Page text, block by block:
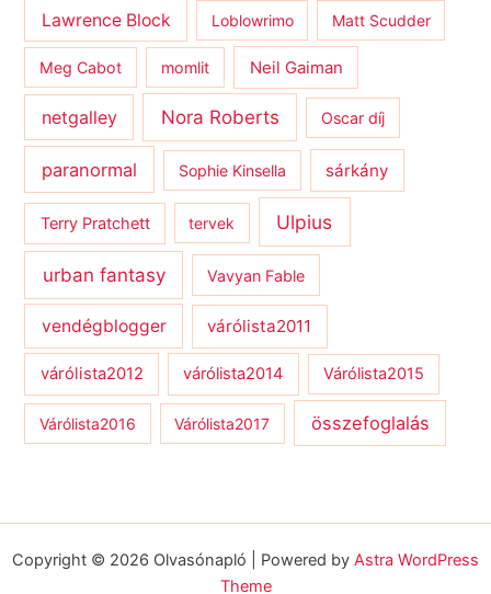
Lawrence Block Loblowrimo Matt Scudder
Meg Cabot momlit Neil Gaiman
netgalley Nora Roberts Oscar díj
paranormal Sophie Kinsella sárkány
Terry Pratchett tervek Ulpius
urban fantasy Vavyan Fable
vendégblogger várólista2011
várólista2012 várólista2014 Várólista2015
Várólista2016 Várólista2017 összefoglalás
Copyright © 2026 Olvasónapló | Powered by Astra WordPress
Theme